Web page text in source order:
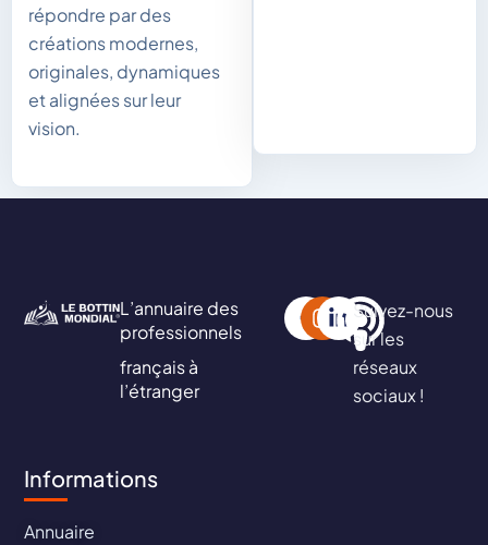
répondre par des
créations modernes,
originales, dynamiques
et alignées sur leur
vision.
L’annuaire des
professionnels
français à
l’étranger
Suivez-nous
sur les
réseaux
sociaux !
Informations
Annuaire